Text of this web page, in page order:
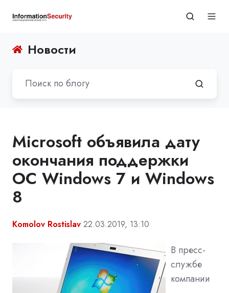
Новости
Microsoft объявила дату
окончания поддержки
ОС Windows 7 и Windows
8
Komolov Rostislav 22.03.2019, 13:10
В пресс-
службе
компании